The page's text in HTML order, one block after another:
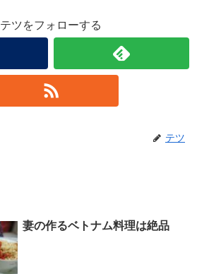
テツをフォローする
テツ
妻の作るベトナム料理は絶品